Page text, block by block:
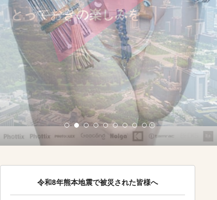
とっておきの楽しみを
令和8年熊本地震で被災された皆様へ